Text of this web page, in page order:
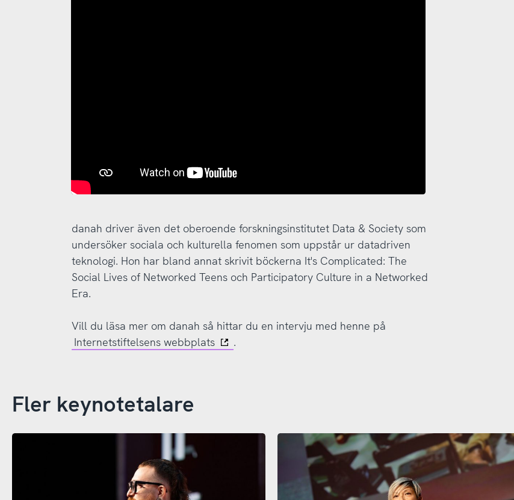
danah driver även det oberoende forskningsinstitutet Data & Society som
undersöker sociala och kulturella fenomen som uppstår ur datadriven
teknologi. Hon har bland annat skrivit böckerna It's Complicated: The
Social Lives of Networked Teens och Participatory Culture in a Networked
Era.
Vill du läsa mer om danah så hittar du en intervju med henne på
Internetstiftelsens webbplats
.
Fler keynotetalare